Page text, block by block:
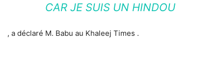
CAR JE SUIS UN HINDOU
, a déclaré M. Babu au Khaleej Times .